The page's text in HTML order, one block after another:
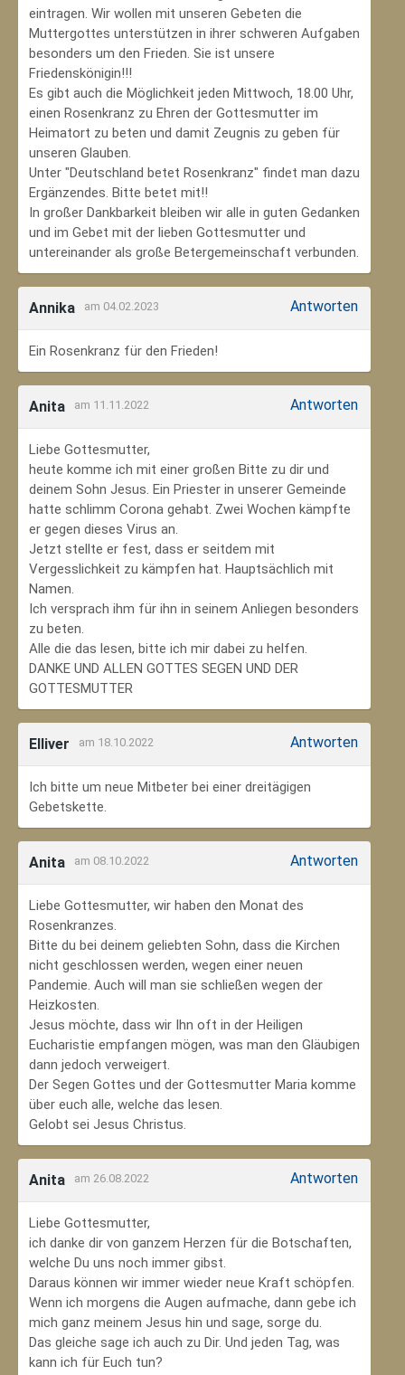
eintragen. Wir wollen mit unseren Gebeten die
Muttergottes unterstützen in ihrer schweren Aufgaben
besonders um den Frieden. Sie ist unsere
Friedenskönigin!!!
Es gibt auch die Möglichkeit jeden Mittwoch, 18.00 Uhr,
einen Rosenkranz zu Ehren der Gottesmutter im
Heimatort zu beten und damit Zeugnis zu geben für
unseren Glauben.
Unter "Deutschland betet Rosenkranz" findet man dazu
Ergänzendes. Bitte betet mit!!
In großer Dankbarkeit bleiben wir alle in guten Gedanken
und im Gebet mit der lieben Gottesmutter und
untereinander als große Betergemeinschaft verbunden.
Annika am 04.02.2023 Antworten
Ein Rosenkranz für den Frieden!
Anita am 11.11.2022 Antworten
Liebe Gottesmutter,
heute komme ich mit einer großen Bitte zu dir und
deinem Sohn Jesus. Ein Priester in unserer Gemeinde
hatte schlimm Corona gehabt. Zwei Wochen kämpfte
er gegen dieses Virus an.
Jetzt stellte er fest, dass er seitdem mit
Vergesslichkeit zu kämpfen hat. Hauptsächlich mit
Namen.
Ich versprach ihm für ihn in seinem Anliegen besonders
zu beten.
Alle die das lesen, bitte ich mir dabei zu helfen.
DANKE UND ALLEN GOTTES SEGEN UND DER
GOTTESMUTTER
Elliver am 18.10.2022 Antworten
Ich bitte um neue Mitbeter bei einer dreitägigen
Gebetskette.
Anita am 08.10.2022 Antworten
Liebe Gottesmutter, wir haben den Monat des
Rosenkranzes.
Bitte du bei deinem geliebten Sohn, dass die Kirchen
nicht geschlossen werden, wegen einer neuen
Pandemie. Auch will man sie schließen wegen der
Heizkosten.
Jesus möchte, dass wir Ihn oft in der Heiligen
Eucharistie empfangen mögen, was man den Gläubigen
dann jedoch verweigert.
Der Segen Gottes und der Gottesmutter Maria komme
über euch alle, welche das lesen.
Gelobt sei Jesus Christus.
Anita am 26.08.2022 Antworten
Liebe Gottesmutter,
ich danke dir von ganzem Herzen für die Botschaften,
welche Du uns noch immer gibst.
Daraus können wir immer wieder neue Kraft schöpfen.
Wenn ich morgens die Augen aufmache, dann gebe ich
mich ganz meinem Jesus hin und sage, sorge du.
Das gleiche sage ich auch zu Dir. Und jeden Tag, was
kann ich für Euch tun?